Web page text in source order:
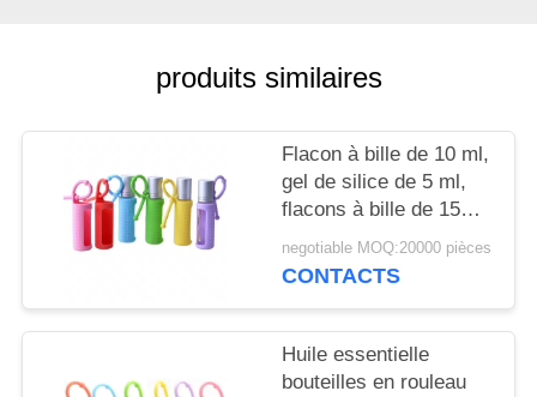
DEMANDEZ
DEVIS
PLAN
produits similaires
Flacon à bille de 10 ml,
gel de silice de 5 ml,
flacons à bille de 15
ml, portable, monté sur
cordon, flacon à bille
pour flacon
negotiable MOQ:20000 pièces
CONTACTS
Huile essentielle
bouteilles en rouleau